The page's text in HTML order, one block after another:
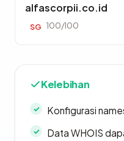
alfascorpii.co.id
SG 100/100
Kelebihan
Konfigurasi
Data WHOIS